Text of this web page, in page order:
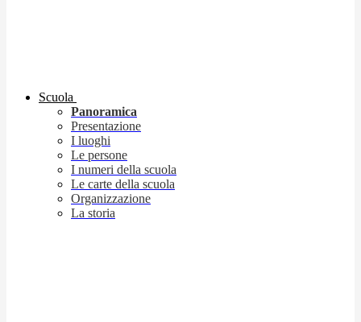
Scuola
Panoramica
Presentazione
I luoghi
Le persone
I numeri della scuola
Le carte della scuola
Organizzazione
La storia